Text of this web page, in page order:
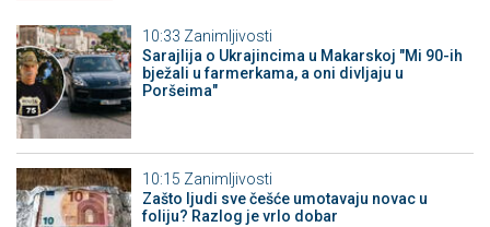
10:33 Zanimljivosti
Sarajlija o Ukrajincima u Makarskoj "Mi 90-ih
bježali u farmerkama, a oni divljaju u
Poršeima"
10:15 Zanimljivosti
Zašto ljudi sve češće umotavaju novac u
foliju? Razlog je vrlo dobar